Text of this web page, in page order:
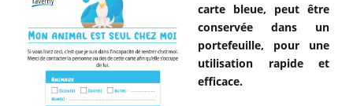
carte bleue, peut être
conservée dans un
portefeuille, pour une
utilisation rapide et
efficace.